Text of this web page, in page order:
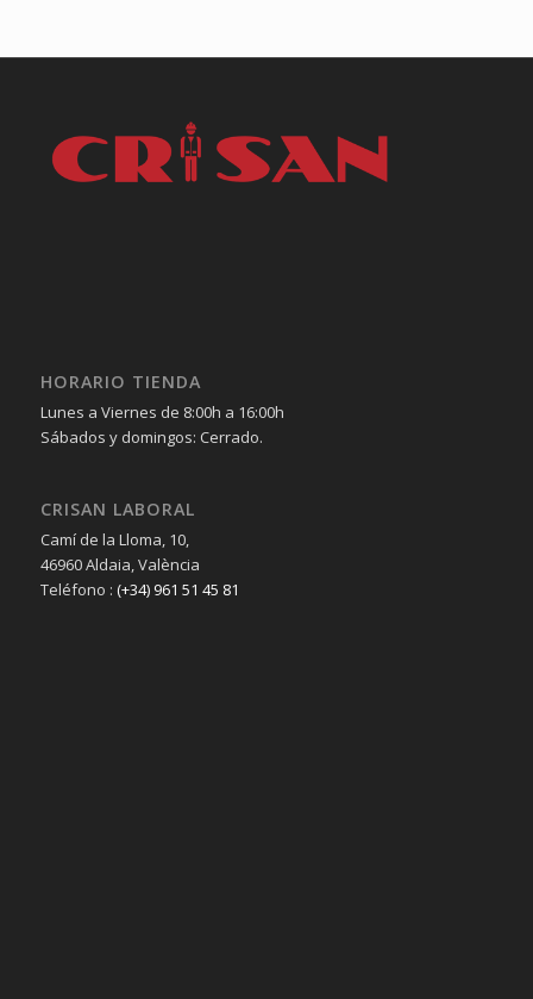
HORARIO TIENDA
Lunes a Viernes de 8:00h a 16:00h
Sábados y domingos: Cerrado.
CRISAN LABORAL
Camí de la Lloma, 10,
46960 Aldaia, València
Teléfono : (+34) 961 51 45 81